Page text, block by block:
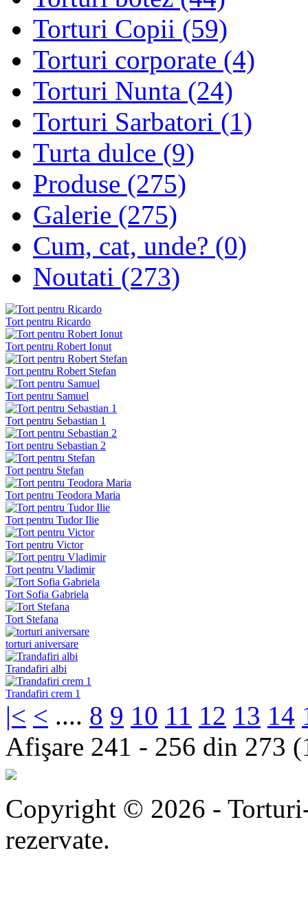
Torturi Copii (59)
Torturi corporate (4)
Torturi Nunta (24)
Torturi Sarbatori (1)
Turta dulce (9)
Produse (275)
Galerie (275)
Cum, cat, unde? (0)
Noutati (273)
Tort pentru Ricardo
Tort pentru Robert Ionut
Tort pentru Robert Stefan
Tort pentru Samuel
Tort pentru Sebastian 1
Tort pentru Sebastian 2
Tort pentru Stefan
Tort pentru Teodora Maria
Tort pentru Tudor Ilie
Tort pentru Victor
Tort pentru Vladimir
Tort Sofia Gabriela
Tort Stefana
torturi aniversare
Trandafiri albi
Trandafiri crem 1
|< < .... 8 9 10 11 12 13 14
Afişare 241 - 256 din 273
Copyright © 2026 -
rezervate.